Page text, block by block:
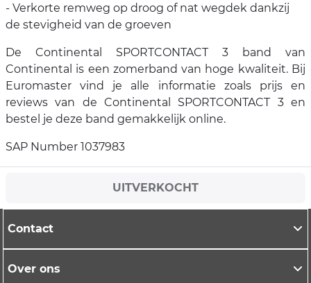
- Verkorte remweg op droog of nat wegdek dankzij
de stevigheid van de groeven
De Continental SPORTCONTACT 3 band van
Continental is een zomerband van hoge kwaliteit. Bij
Euromaster vind je alle informatie zoals prijs en
reviews van de Continental SPORTCONTACT 3 en
bestel je deze band gemakkelijk online.
SAP Number 1037983
UITVERKOCHT
Contact
Over ons